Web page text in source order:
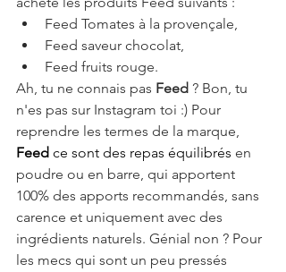
Feed Tomates à la provençale,
Feed saveur chocolat,
Feed fruits rouge.
Ah, tu ne connais pas Feed ? Bon, tu
n'es pas sur Instagram toi :) Pour
reprendre les termes de la marque,
Feed ce sont des repas équilibrés en
poudre ou en barre, qui apportent
100% des apports recommandés, sans
carence et uniquement avec des
ingrédients naturels. Génial non ? Pour
les mecs qui sont un peu pressés